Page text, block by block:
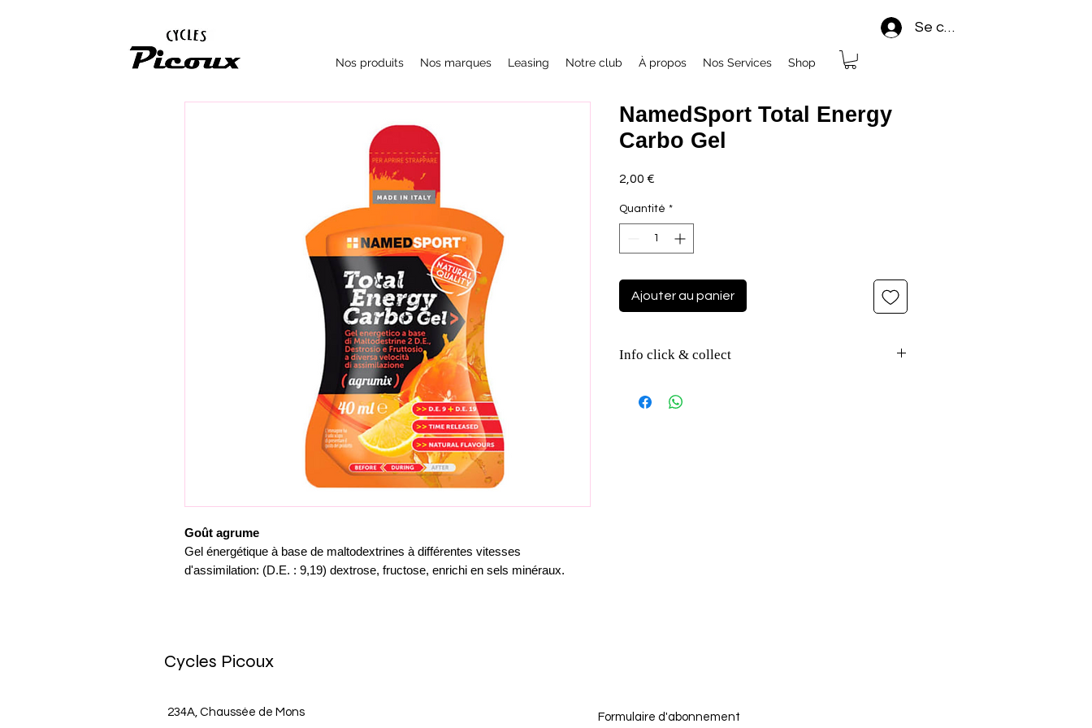
Nos produits Nos marques Leasing Notre club À propos Nos Services Shop
Se connecter
Goût agrume
Gel énergétique à base de maltodextrines à différentes vitesses
d'assimilation: (D.E. : 9,19) dextrose, fructose, enrichi en sels minéraux.
NamedSport Total Energy
Carbo Gel
2,00 €
Quantité *
Ajouter au panier
Info click & collect
votre colis en click & collect le jour même* !
Cycles Picoux
234A, Chaussée de Mons Formulaire d'abonnement